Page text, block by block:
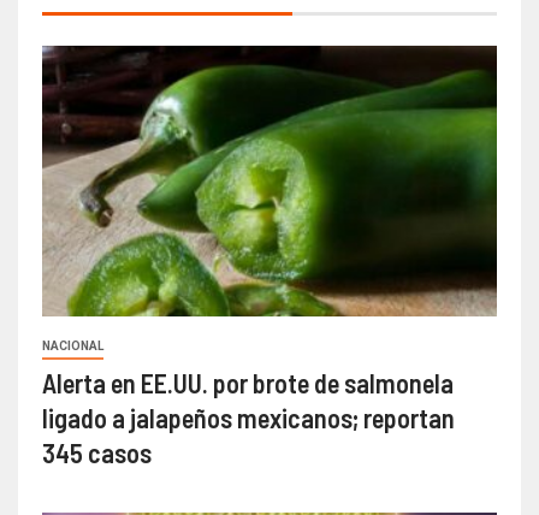
NACIONAL
Alerta en EE.UU. por brote de salmonela
ligado a jalapeños mexicanos; reportan
345 casos